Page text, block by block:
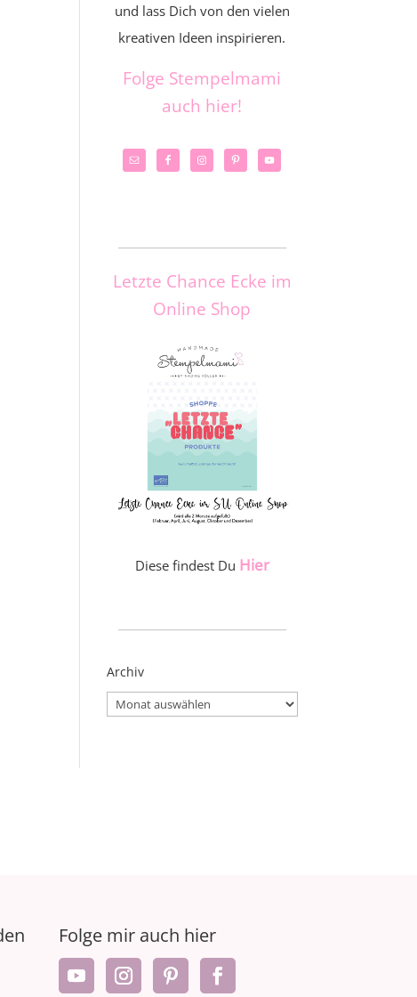
und lass Dich von den vielen
kreativen Ideen inspirieren.
Folge Stempelmami
auch hier!
Letzte Chance Ecke im
Online Shop
Diese findest Du Hier
Archiv
Archiv
Folge mir auch hier